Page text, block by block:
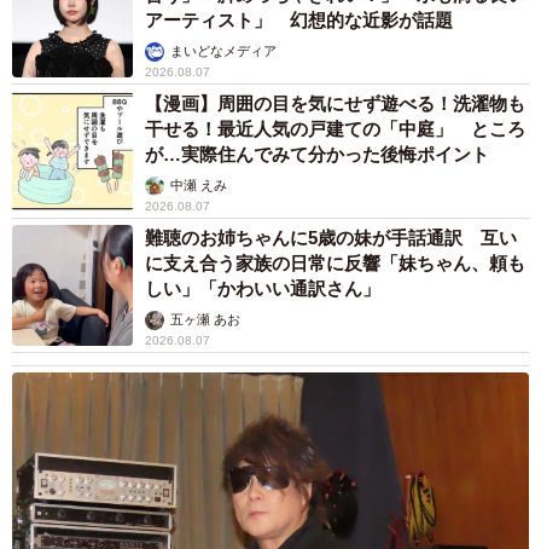
この試算では、どの車種もハイブリッド車のほうが1万km
あたり3万～4万円ほど燃料代が安いです。毎年1万km走る
なら、その差は10年で30万～40万円ほどになるでしょう。
▽（2）税金の優遇措置を受けられる
ハイブリッド車では、以下の2種類の税金がガソリン車より
少額です。
・環境性能割：取得時に納める税金
・自動車重量税：新規登録時と車検時に納める税金
環境性能割は、その名の通り環境性能に応じて課税額が変
わります。また、自動車重量税では「エコカー減税」が適
用され、新規登録時は免税・減税となります。継続車検時
も同じ車種のガソリン車より課税額が少額です。
アーティスト」 幻想的な近影が話題
まいどなメディア
2026.08.07
【漫画】周囲の目を気にせず遊べる！洗濯物も
干せる！最近人気の戸建ての「中庭」 ところ
が…実際住んでみて分かった後悔ポイント
中瀬 えみ
2026.08.07
難聴のお姉ちゃんに5歳の妹が手話通訳 互い
に支え合う家族の日常に反響「妹ちゃん、頼も
しい」「かわいい通訳さん」
五ヶ瀬 あお
2026.08.07